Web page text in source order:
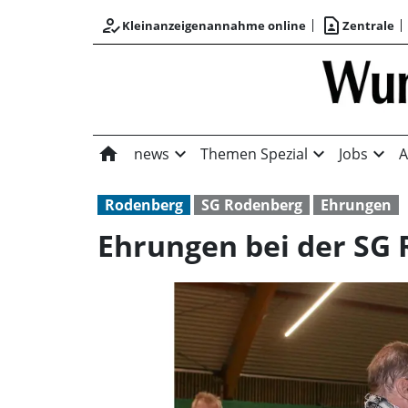
how_to_regKleinanzeigenannahme online contact_page Zentrale
home news expand_more Themen Spezial expand_more Jobs expand_more
Rodenberg SG Rodenberg Ehrungen
Ehrungen bei der SG